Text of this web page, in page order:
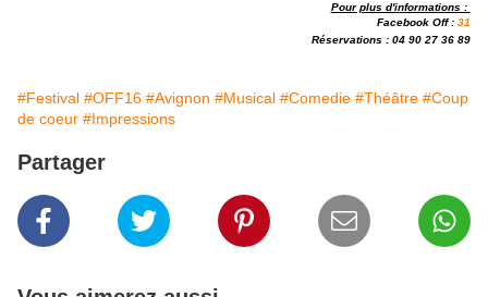
Pour plus d'informations :
Facebook Off : 31
Réservations :04 90 27 36 89
#Festival #OFF16 #Avignon #Musical #Comedie #Théâtre #Coup
de coeur #Impressions
Partager